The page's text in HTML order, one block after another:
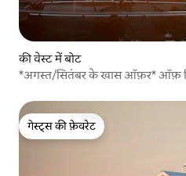
की वेस्ट में बोट
*अगस्त/सितंबर के खास ऑफ़र* ऑफ़
गेस्ट्स की फ़ेवरेट
गेस्ट्स की फ़ेवरेट